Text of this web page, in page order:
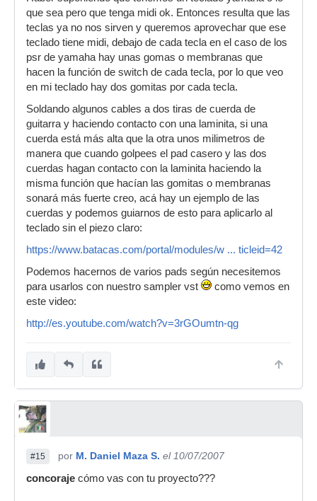
que sea pero que tenga midi ok. Entonces resulta que las
teclas ya no nos sirven y queremos aprovechar que ese
teclado tiene midi, debajo de cada tecla en el caso de los
psr de yamaha hay unas gomas o membranas que
hacen la función de switch de cada tecla, por lo que veo
en mi teclado hay dos gomitas por cada tecla.
Soldando algunos cables a dos tiras de cuerda de
guitarra y haciendo contacto con una laminita, si una
cuerda está más alta que la otra unos milimetros de
manera que cuando golpees el pad casero y las dos
cuerdas hagan contacto con la laminita haciendo la
misma función que hacían las gomitas o membranas
sonará más fuerte creo, acá hay un ejemplo de las
cuerdas y podemos guiarnos de esto para aplicarlo al
teclado sin el piezo claro:
https://www.batacas.com/portal/modules/w ... ticleid=42
Podemos hacernos de varios pads según necesitemos
para usarlos con nuestro sampler vst
como vemos en
este video:
http://es.youtube.com/watch?v=3rGOumtn-qg
#15 por M. Daniel Maza S. el 10/07/2007
concoraje cómo vas con tu proyecto???